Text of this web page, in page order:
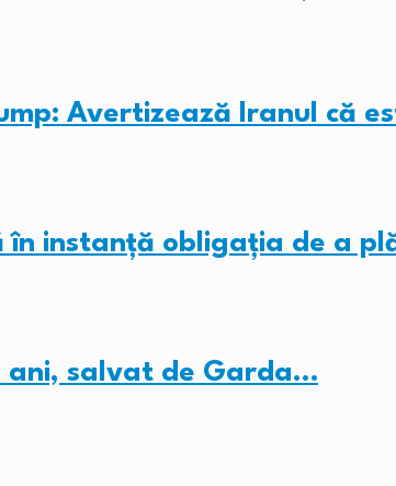
Avertizează Iranul că
în instanță obligația de a
ani, salvat de Garda…